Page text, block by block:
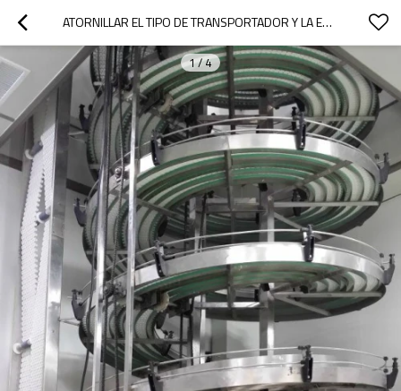
ATORNILLAR EL TIPO DE TRANSPORTADOR Y LA ESTRUCTURA DEL SISTEMA DE LA CADENA DE PRODUCCIÓN DE BEBIDAS PARA ALIMENTOS
1/4